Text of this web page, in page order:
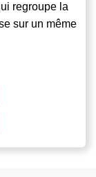
regroupe la
sur un même